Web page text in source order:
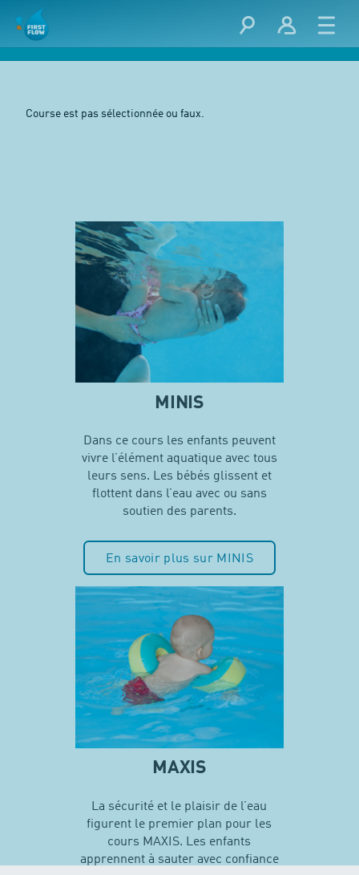
Course est pas sélectionnée ou faux.
MINIS
Dans ce cours les enfants peuvent
vivre l’élément aquatique avec tous
leurs sens. Les bébés glissent et
flottent dans l’eau avec ou sans
soutien des parents.
En savoir plus sur MINIS
MAXIS
La sécurité et le plaisir de l’eau
figurent le premier plan pour les
cours MAXIS. Les enfants
apprennent à sauter avec confiance